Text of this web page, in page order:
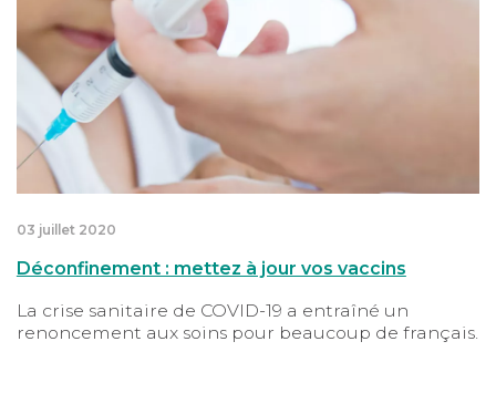
03 juillet 2020
Déconfinement : mettez à jour vos vaccins
La crise sanitaire de COVID-19 a entraîné un
renoncement aux soins pour beaucoup de français.